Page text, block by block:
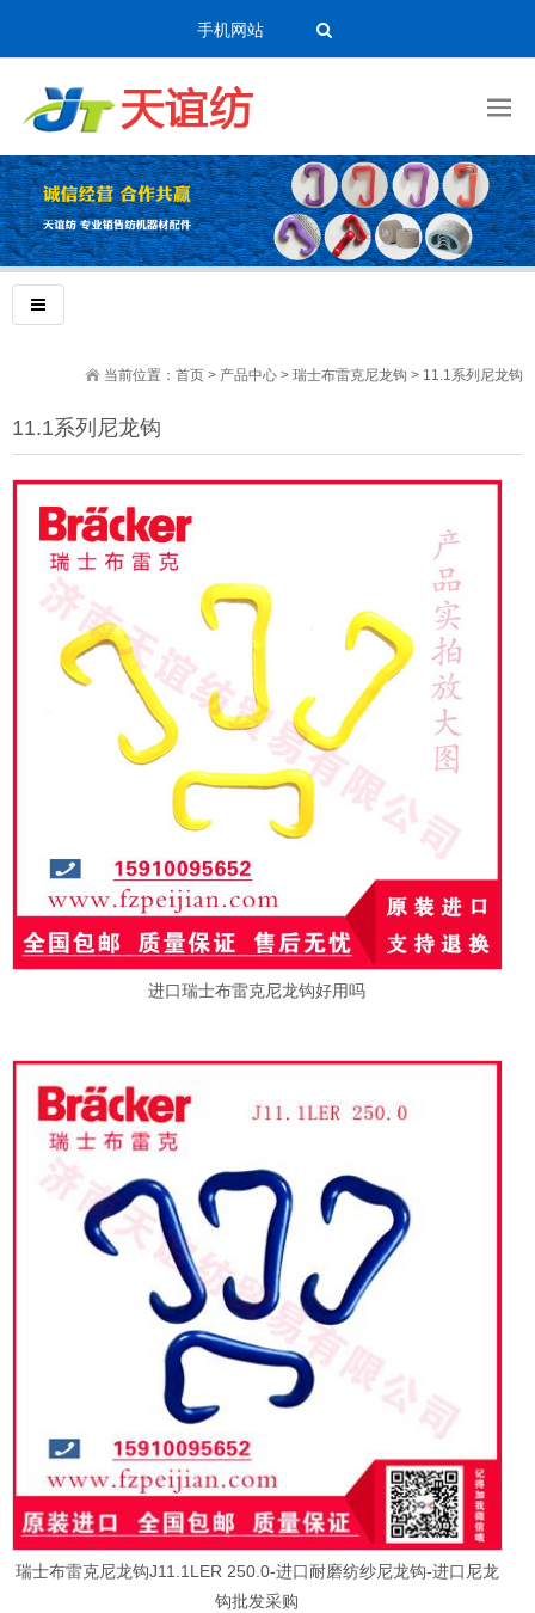
手机网站
当前位置： 首页 > 产品中心 > 瑞士布雷克尼龙钩 > 11.1系列尼龙钩
11.1系列尼龙钩
进口瑞士布雷克尼龙钩好用吗
瑞士布雷克尼龙钩J11.1LER 250.0-进口耐磨纺纱尼龙钩-进口尼龙
钩批发采购